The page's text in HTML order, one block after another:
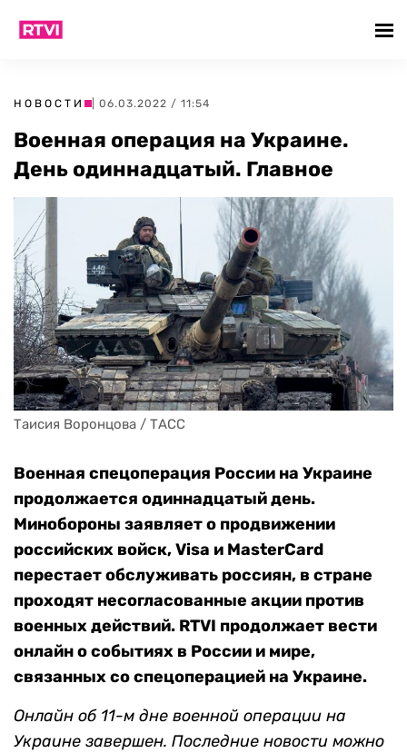
НОВОСТИ | 06.03.2022 / 11:54
Военная операция на Украине.
День одиннадцатый. Главное
Таисия Воронцова / ТАСС
Военная спецоперация России на Украине
продолжается одиннадцатый день.
Минобороны заявляет о продвижении
российских войск, Visa и MasterCard
перестает обслуживать россиян, в стране
проходят несогласованные акции против
военных действий. RTVI продолжает вести
онлайн о событиях в России и мире,
связанных со спецоперацией на Украине.
Онлайн об 11-м дне военной операции на
Украине завершен. Последние новости можно